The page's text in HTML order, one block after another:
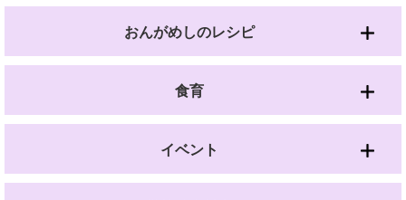
おんがめしのレシピ
食育
イベント